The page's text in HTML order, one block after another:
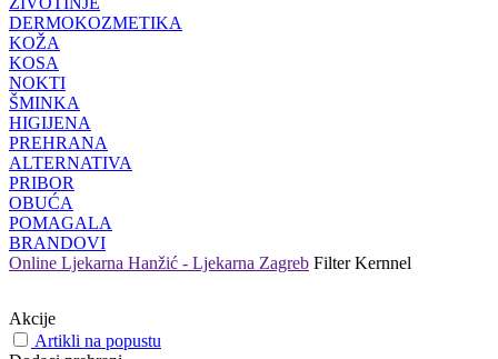
DERMOKOZMETIKA
KOŽA
KOSA
NOKTI
ŠMINKA
HIGIJENA
PREHRANA
ALTERNATIVA
PRIBOR
OBUĆA
POMAGALA
BRANDOVI
Online Ljekarna Hanžić - Ljekarna Zagreb Filter Kernnel
Akcije
Artikli na popustu